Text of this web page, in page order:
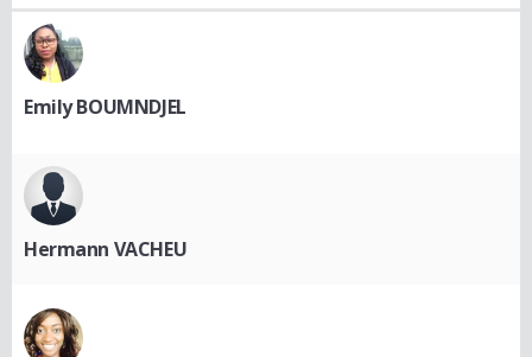
Emily BOUMNDJEL
Hermann VACHEU